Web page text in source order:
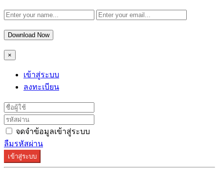
Download Now
×
เข้าสู่ระบบ
ลงทะเบียน
จดจำข้อมูลเข้าสู่ระบบ
ลืมรหัสผ่าน
เข้าสู่ระบบ